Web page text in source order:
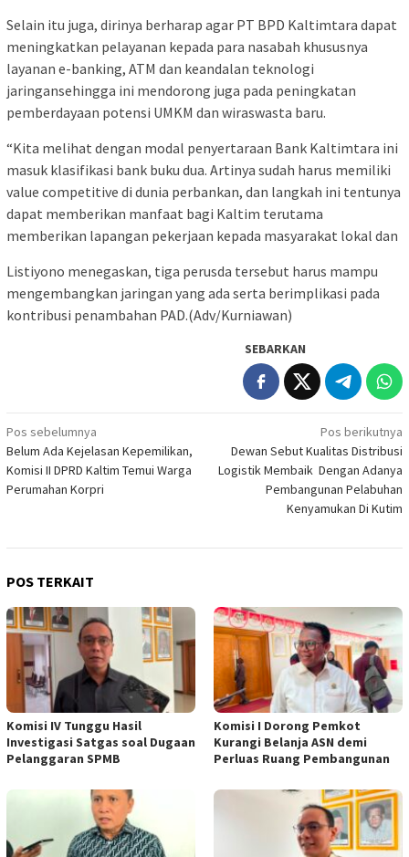
Selain itu juga, dirinya berharap agar PT BPD Kaltimtara dapat
meningkatkan pelayanan kepada para nasabah khususnya
layanan e-banking, ATM dan keandalan teknologi
jaringansehingga ini mendorong juga pada peningkatan
pemberdayaan potensi UMKM dan wiraswasta baru.
“Kita melihat dengan modal penyertaraan Bank Kaltimtara ini
masuk klasifikasi bank buku dua. Artinya sudah harus memiliki
value competitive di dunia perbankan, dan langkah ini tentunya
dapat memberikan manfaat bagi Kaltim terutama
memberikan lapangan pekerjaan kepada masyarakat lokal dan
Listiyono menegaskan, tiga perusda tersebut harus mampu
mengembangkan jaringan yang ada serta berimplikasi pada
kontribusi penambahan PAD.(Adv/Kurniawan)
SEBARKAN
Navigasi
pos
Pos sebelumnya
Belum Ada Kejelasan Kepemilikan,
Komisi II DPRD Kaltim Temui Warga
Perumahan Korpri
Pos berikutnya
Dewan Sebut Kualitas Distribusi
Logistik Membaik Dengan Adanya
Pembangunan Pelabuhan
Kenyamukan Di Kutim
POS TERKAIT
Komisi IV Tunggu Hasil
Investigasi Satgas soal Dugaan
Pelanggaran SPMB
Komisi I Dorong Pemkot
Kurangi Belanja ASN demi
Perluas Ruang Pembangunan